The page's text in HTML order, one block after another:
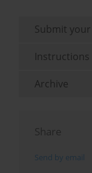
Submit
Archive
Share
Send by email